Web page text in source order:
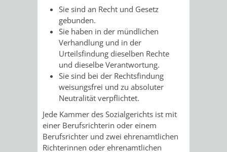
DENKMALSCHUTZ
AUFGABEN
DER
UNTEREN
DENKMALSCHUTZBEHÖRDE
STEUERVORTEILE
SATZUNGEN
IM
BEREICH
DENKMALSCHUTZ
GENEHMIGUNGSVERFAHREN
TAG
VERKAUF
STÄDTISCHER
BAUPLÄTZE
VERKAUF
STÄDTISCHER
HÄUSER
/
BÜRGERMEISTER
/
DEZERNATE
AMT
FÜR
BAURECHT
Sie sind an Recht und Gesetz
gebunden.
Sie haben in der mündlichen
Verhandlung und in der
Urteilsfindung dieselben Rechte
und dieselbe Verantwortung.
Sie sind bei der Rechtsfindung
weisungsfrei und zu absoluter
Neutralität verpflichtet.
Jede Kammer des Sozialgerichts ist mit
einer Berufsrichterin oder einem
Berufsrichter und zwei ehrenamtlichen
Richterinnen oder ehrenamtlichen